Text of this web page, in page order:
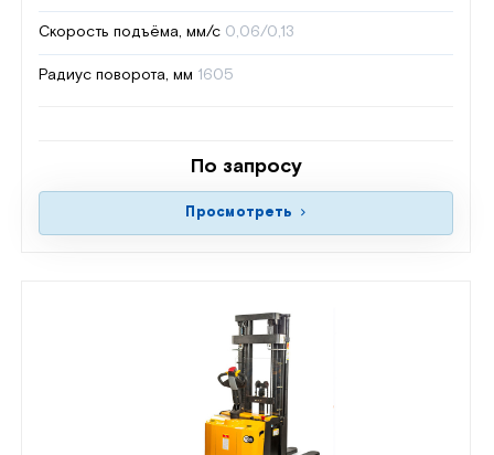
Скорость подъёма, мм/с 0,06/0,13
Радиус поворота, мм 1605
По запросу
Просмотреть